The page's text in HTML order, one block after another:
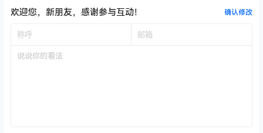
欢迎您，新朋友，感谢参与互动！ 确认修改